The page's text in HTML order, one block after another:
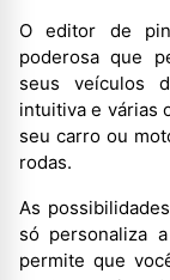
O editor de
poderosa que
seus veículos
intuitiva e várias
seu carro ou
rodas.
As
só personaliza
permite que